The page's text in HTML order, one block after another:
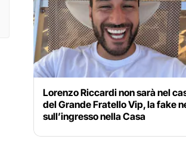
Lorenzo Riccardi non sarà nel
del Grande Fratello Vip, la fake
sull’ingresso nella Casa